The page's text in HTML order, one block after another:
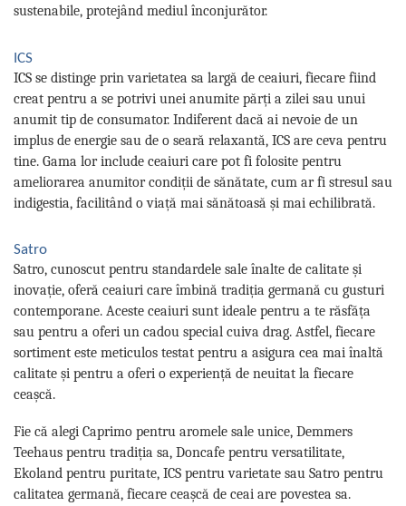
sustenabile, protejând mediul înconjurător.
ICS
ICS se distinge prin varietatea sa largă de ceaiuri, fiecare fiind
creat pentru a se potrivi unei anumite părți a zilei sau unui
anumit tip de consumator. Indiferent dacă ai nevoie de un
implus de energie sau de o seară relaxantă, ICS are ceva pentru
tine. Gama lor include ceaiuri care pot fi folosite pentru
ameliorarea anumitor condiții de sănătate, cum ar fi stresul sau
indigestia, facilitând o viață mai sănătoasă și mai echilibrată.
Satro
Satro, cunoscut pentru standardele sale înalte de calitate și
inovație, oferă ceaiuri care îmbină tradiția germană cu gusturi
contemporane. Aceste ceaiuri sunt ideale pentru a te răsfăța
sau pentru a oferi un cadou special cuiva drag. Astfel, fiecare
sortiment este meticulos testat pentru a asigura cea mai înaltă
calitate și pentru a oferi o experiență de neuitat la fiecare
ceașcă.
Fie că alegi Caprimo pentru aromele sale unice, Demmers
Teehaus pentru tradiția sa, Doncafe pentru versatilitate,
Ekoland pentru puritate, ICS pentru varietate sau Satro pentru
calitatea germană, fiecare ceașcă de ceai are povestea sa.